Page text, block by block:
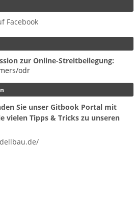
Facebook
zur Online-Streitbeilegung:
odr
Sie unser Gitbook Portal mit
vielen Tipps & Tricks zu unseren